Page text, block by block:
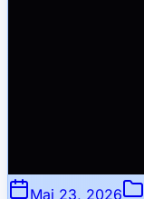
Mai 23, 2026